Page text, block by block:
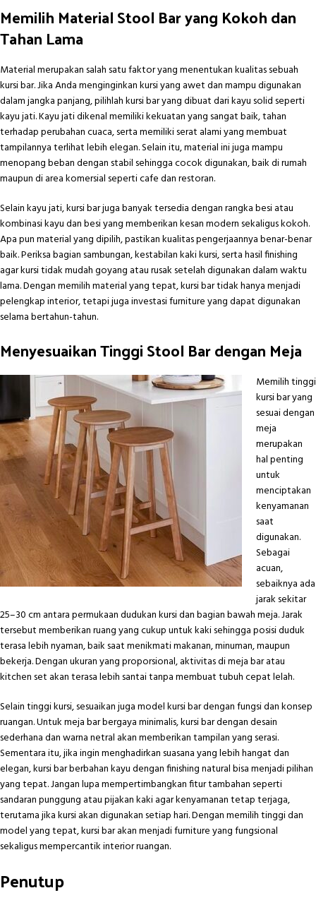
Memilih Material Stool Bar yang Kokoh dan
Tahan Lama
Material merupakan salah satu faktor yang menentukan kualitas sebuah
kursi bar. Jika Anda menginginkan kursi yang awet dan mampu digunakan
dalam jangka panjang, pilihlah kursi bar yang dibuat dari kayu solid seperti
kayu jati. Kayu jati dikenal memiliki kekuatan yang sangat baik, tahan
terhadap perubahan cuaca, serta memiliki serat alami yang membuat
tampilannya terlihat lebih elegan. Selain itu, material ini juga mampu
menopang beban dengan stabil sehingga cocok digunakan, baik di rumah
maupun di area komersial seperti cafe dan restoran.
Selain kayu jati, kursi bar juga banyak tersedia dengan rangka besi atau
kombinasi kayu dan besi yang memberikan kesan modern sekaligus kokoh.
Apa pun material yang dipilih, pastikan kualitas pengerjaannya benar-benar
baik. Periksa bagian sambungan, kestabilan kaki kursi, serta hasil finishing
agar kursi tidak mudah goyang atau rusak setelah digunakan dalam waktu
lama. Dengan memilih material yang tepat, kursi bar tidak hanya menjadi
pelengkap interior, tetapi juga investasi furniture yang dapat digunakan
selama bertahun-tahun.
Menyesuaikan Tinggi Stool Bar dengan Meja
Memilih tinggi
kursi bar yang
sesuai dengan
meja
merupakan
hal penting
untuk
menciptakan
kenyamanan
saat
digunakan.
Sebagai
acuan,
sebaiknya ada
jarak sekitar
25–30 cm antara permukaan dudukan kursi dan bagian bawah meja. Jarak
tersebut memberikan ruang yang cukup untuk kaki sehingga posisi duduk
terasa lebih nyaman, baik saat menikmati makanan, minuman, maupun
bekerja. Dengan ukuran yang proporsional, aktivitas di meja bar atau
kitchen set akan terasa lebih santai tanpa membuat tubuh cepat lelah.
Selain tinggi kursi, sesuaikan juga model kursi bar dengan fungsi dan konsep
ruangan. Untuk meja bar bergaya minimalis, kursi bar dengan desain
sederhana dan warna netral akan memberikan tampilan yang serasi.
Sementara itu, jika ingin menghadirkan suasana yang lebih hangat dan
elegan, kursi bar berbahan kayu dengan finishing natural bisa menjadi pilihan
yang tepat. Jangan lupa mempertimbangkan fitur tambahan seperti
sandaran punggung atau pijakan kaki agar kenyamanan tetap terjaga,
terutama jika kursi akan digunakan setiap hari. Dengan memilih tinggi dan
model yang tepat, kursi bar akan menjadi furniture yang fungsional
sekaligus mempercantik interior ruangan.
Penutup